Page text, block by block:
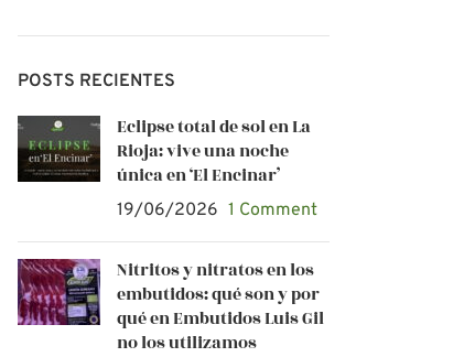
POSTS RECIENTES
Eclipse total de sol en La
Rioja: vive una noche
única en ‘El Encinar’
19/06/2026 1 Comment
Nitritos y nitratos en los
embutidos: qué son y por
qué en Embutidos Luis Gil
no los utilizamos